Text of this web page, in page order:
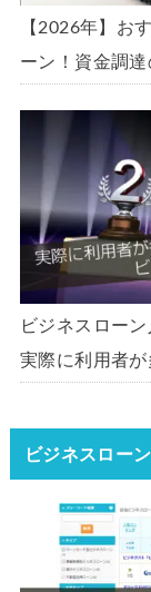
【2026年】お
ーン！資金調
ーン・事業者
ランキング
ビジネスロー
実際に利用者が
ータ】【2026
ビジネスロー